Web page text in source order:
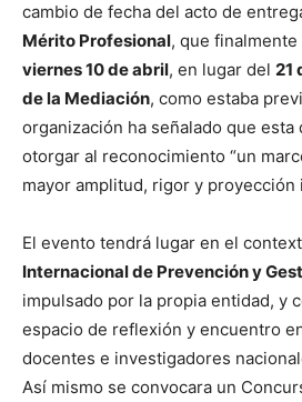
cambio de fecha del acto de
Mérito Profesional, que
viernes 10 de abril, en lugar del 21
de la Mediación, como estaba
organización ha señalado que esta
otorgar al reconocimiento “un
mayor amplitud, rigor y proyección
El evento tendrá lugar en el
Internacional de Prevención y
impulsado por la propia entidad, y
espacio de reflexión y encuentro
docentes e investigadores
Así mismo se convocara un